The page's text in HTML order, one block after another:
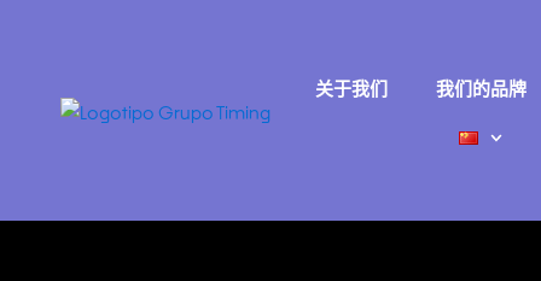
关于我们 我们的品牌